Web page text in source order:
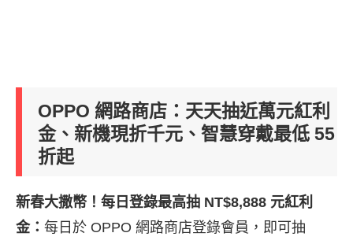
OPPO 網路商店：天天抽近萬元紅利
金、新機現折千元、智慧穿戴最低 55
折起
新春大撒幣！每日登錄最高抽 NT$8,888 元紅利
金： 每日於 OPPO 網路商店登錄會員，即可抽